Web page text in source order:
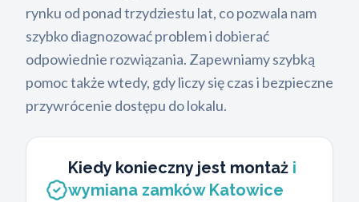
rynku od ponad trzydziestu lat, co pozwala nam
szybko diagnozować problem i dobierać
odpowiednie rozwiązania. Zapewniamy szybką
pomoc także wtedy, gdy liczy się czas i bezpieczne
przywrócenie dostępu do lokalu.
Kiedy konieczny jest montaż i
wymiana zamków Katowice